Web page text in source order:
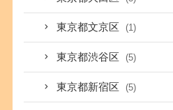
東京都文京区 (1)
東京都渋谷区 (5)
東京都新宿区 (5)